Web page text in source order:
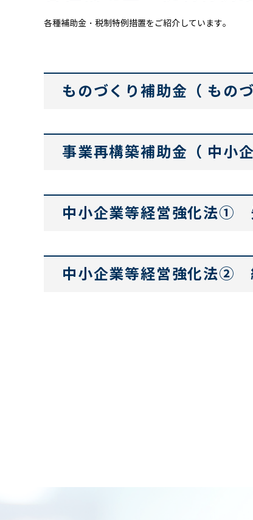
各種補助金・税制特例措置をご紹介しています。
ものづくり補助金（ もの
事業再構築補助金（ 中小
中小企業等経営強化法①
中小企業等経営強化法②